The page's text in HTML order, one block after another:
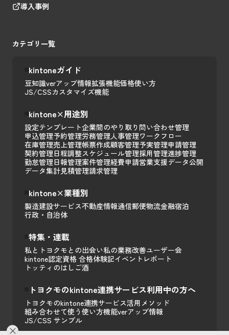
導入事例
カテゴリ一覧
kintoneガイド
豆知識verアップ情報拡張機能価格使い方
JS/CSSカスタマイズ機能
kintone×用途別
設定テンプレート企業間のやり取り 問い合わせ管理
申込管理予約管理労務管理人事管理ワークフロー
在庫管理売上管理帳票作成顧客管理予実管理申請管理
契約管理日程調整スケジュール管理採用管理進捗管理
勤怠管理日報管理案件管理経費申請営業支援データ公開
データ集計見積管理請求管理
kintone×業種別
製造建設サービス不動産情報通信郵便物流金融宿泊
行政・自治体
特集・連載
私とトヨクモとの出会い私の業務改善ユーザー会
kintone認定資格 合格体験記イベントレポート
トッティのはしご酒
トヨクモのkintone連携サービス利用中の方へ
トヨクモのkintone連携サービス活用メソッド
組み合わせて使う 使い方機能verアップ情報
JS/CSS サンプル